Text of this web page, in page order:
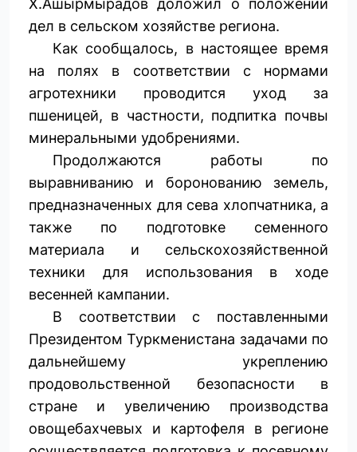
Х.Ашырмырадов доложил о положении
дел в сельском хозяйстве региона.
Как сообщалось, в настоящее время
на полях в соответствии с нормами
агротехники проводится уход за
пшеницей, в частности, подпитка почвы
минеральными удобрениями.
Продолжаются работы по
выравниванию и боронованию земель,
предназначенных для сева хлопчатника, а
также по подготовке семенного
материала и сельскохозяйственной
техники для использования в ходе
весенней кампании.
В соответствии с поставленными
Президентом Туркменистана задачами по
дальнейшему укреплению
продовольственной безопасности в
стране и увеличению производства
овощебахчевых и картофеля в регионе